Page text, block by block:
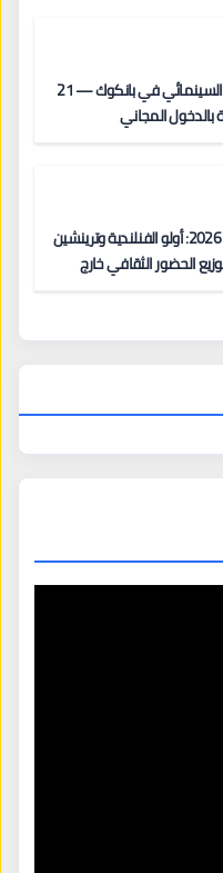
مهرجان الاتحاد الأوروبي السينمائي في بانكوك — 21
عاصمتا الثقافة الأوروبية 2026: أولو الفنلندية وترينشين
الحضور الثقافي خارج